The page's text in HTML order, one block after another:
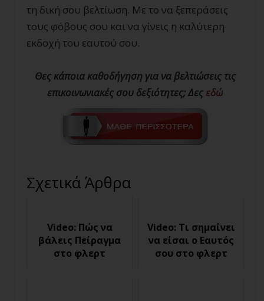
τη δική σου βελτίωση. Με το να ξεπεράσεις
τους φόβους σου και να γίνεις η καλύτερη
εκδοχή του εαυτού σου.
Θες κάποια καθοδήγηση για να βελτιώσεις τις
επικοινωνιακές σου δεξιότητες; Δες εδώ
Σχετικά Άρθρα
Video: Πώς να
βάλεις Πείραγμα
στο φλερτ
Video: Τι σημαίνει
να είσαι ο Εαυτός
σου στο φλερτ